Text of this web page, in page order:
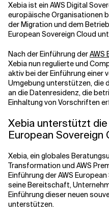
Verwandte Themen
Xebia ist ein AWS Digital
europäische Organisationen
der Migration und dem
European Sovereign Cloud
Nach der Einführung derAWS
Xebia nun regulierte und
aktiv bei der Einführung einer
Umgebung unterstützen, die
an die Datenresidenz, die
Einhaltung von Vorschriften
Xebia unterstützt die
European Sovereign
Xebia, ein globales
Transformation und AWS
Einführung der AWS
seine Bereitschaft,
Einführung dieser neuen
unterstützen.